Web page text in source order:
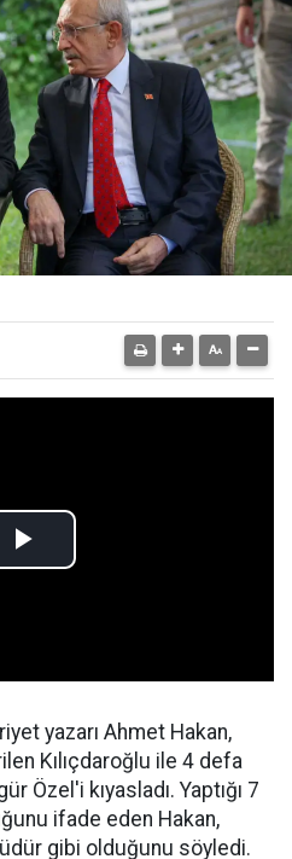
yazarı Ahmet Hakan,
Kılıçdaroğlu ile 4 defa
Özel'i kıyasladı. Yaptığı 7
ifade eden Hakan,
gibi olduğunu söyledi.